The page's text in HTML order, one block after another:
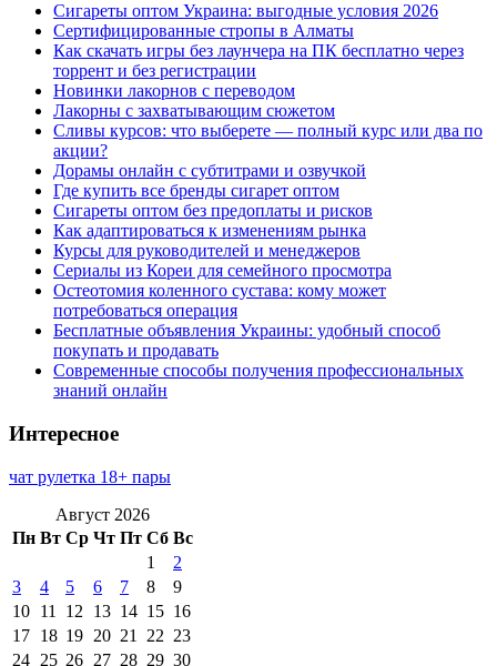
Сигареты оптом Украина: выгодные условия 2026
Сертифицированные стропы в Алматы
Как скачать игры без лаунчера на ПК бесплатно через
торрент и без регистрации
Новинки лакорнов с переводом
Лакорны с захватывающим сюжетом
Сливы курсов: что выберете — полный курс или два по
акции?
Дорамы онлайн с субтитрами и озвучкой
Где купить все бренды сигарет оптом
Сигареты оптом без предоплаты и рисков
Как адаптироваться к изменениям рынка
Курсы для руководителей и менеджеров
Сериалы из Кореи для семейного просмотра
Остеотомия коленного сустава: кому может
потребоваться операция
Бесплатные объявления Украины: удобный способ
покупать и продавать
Современные способы получения профессиональных
знаний онлайн
Интересное
чат рулетка 18+ пары
Август 2026
Пн Вт Ср Чт Пт Сб Вс
1
2
3
4 5 6 7 8
9
10 11 12 13 14 15 16
17 18 19 20 21 22 23
24 25 26 27 28 29 30